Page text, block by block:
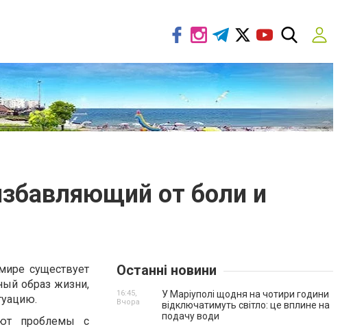
от боли и
существует
образ жизни,
проблемы с
Останні новини
У Маріуполі щодня на чотири години
відключатимуть світло: це вплине на
подачу води
16:45,
Вчора